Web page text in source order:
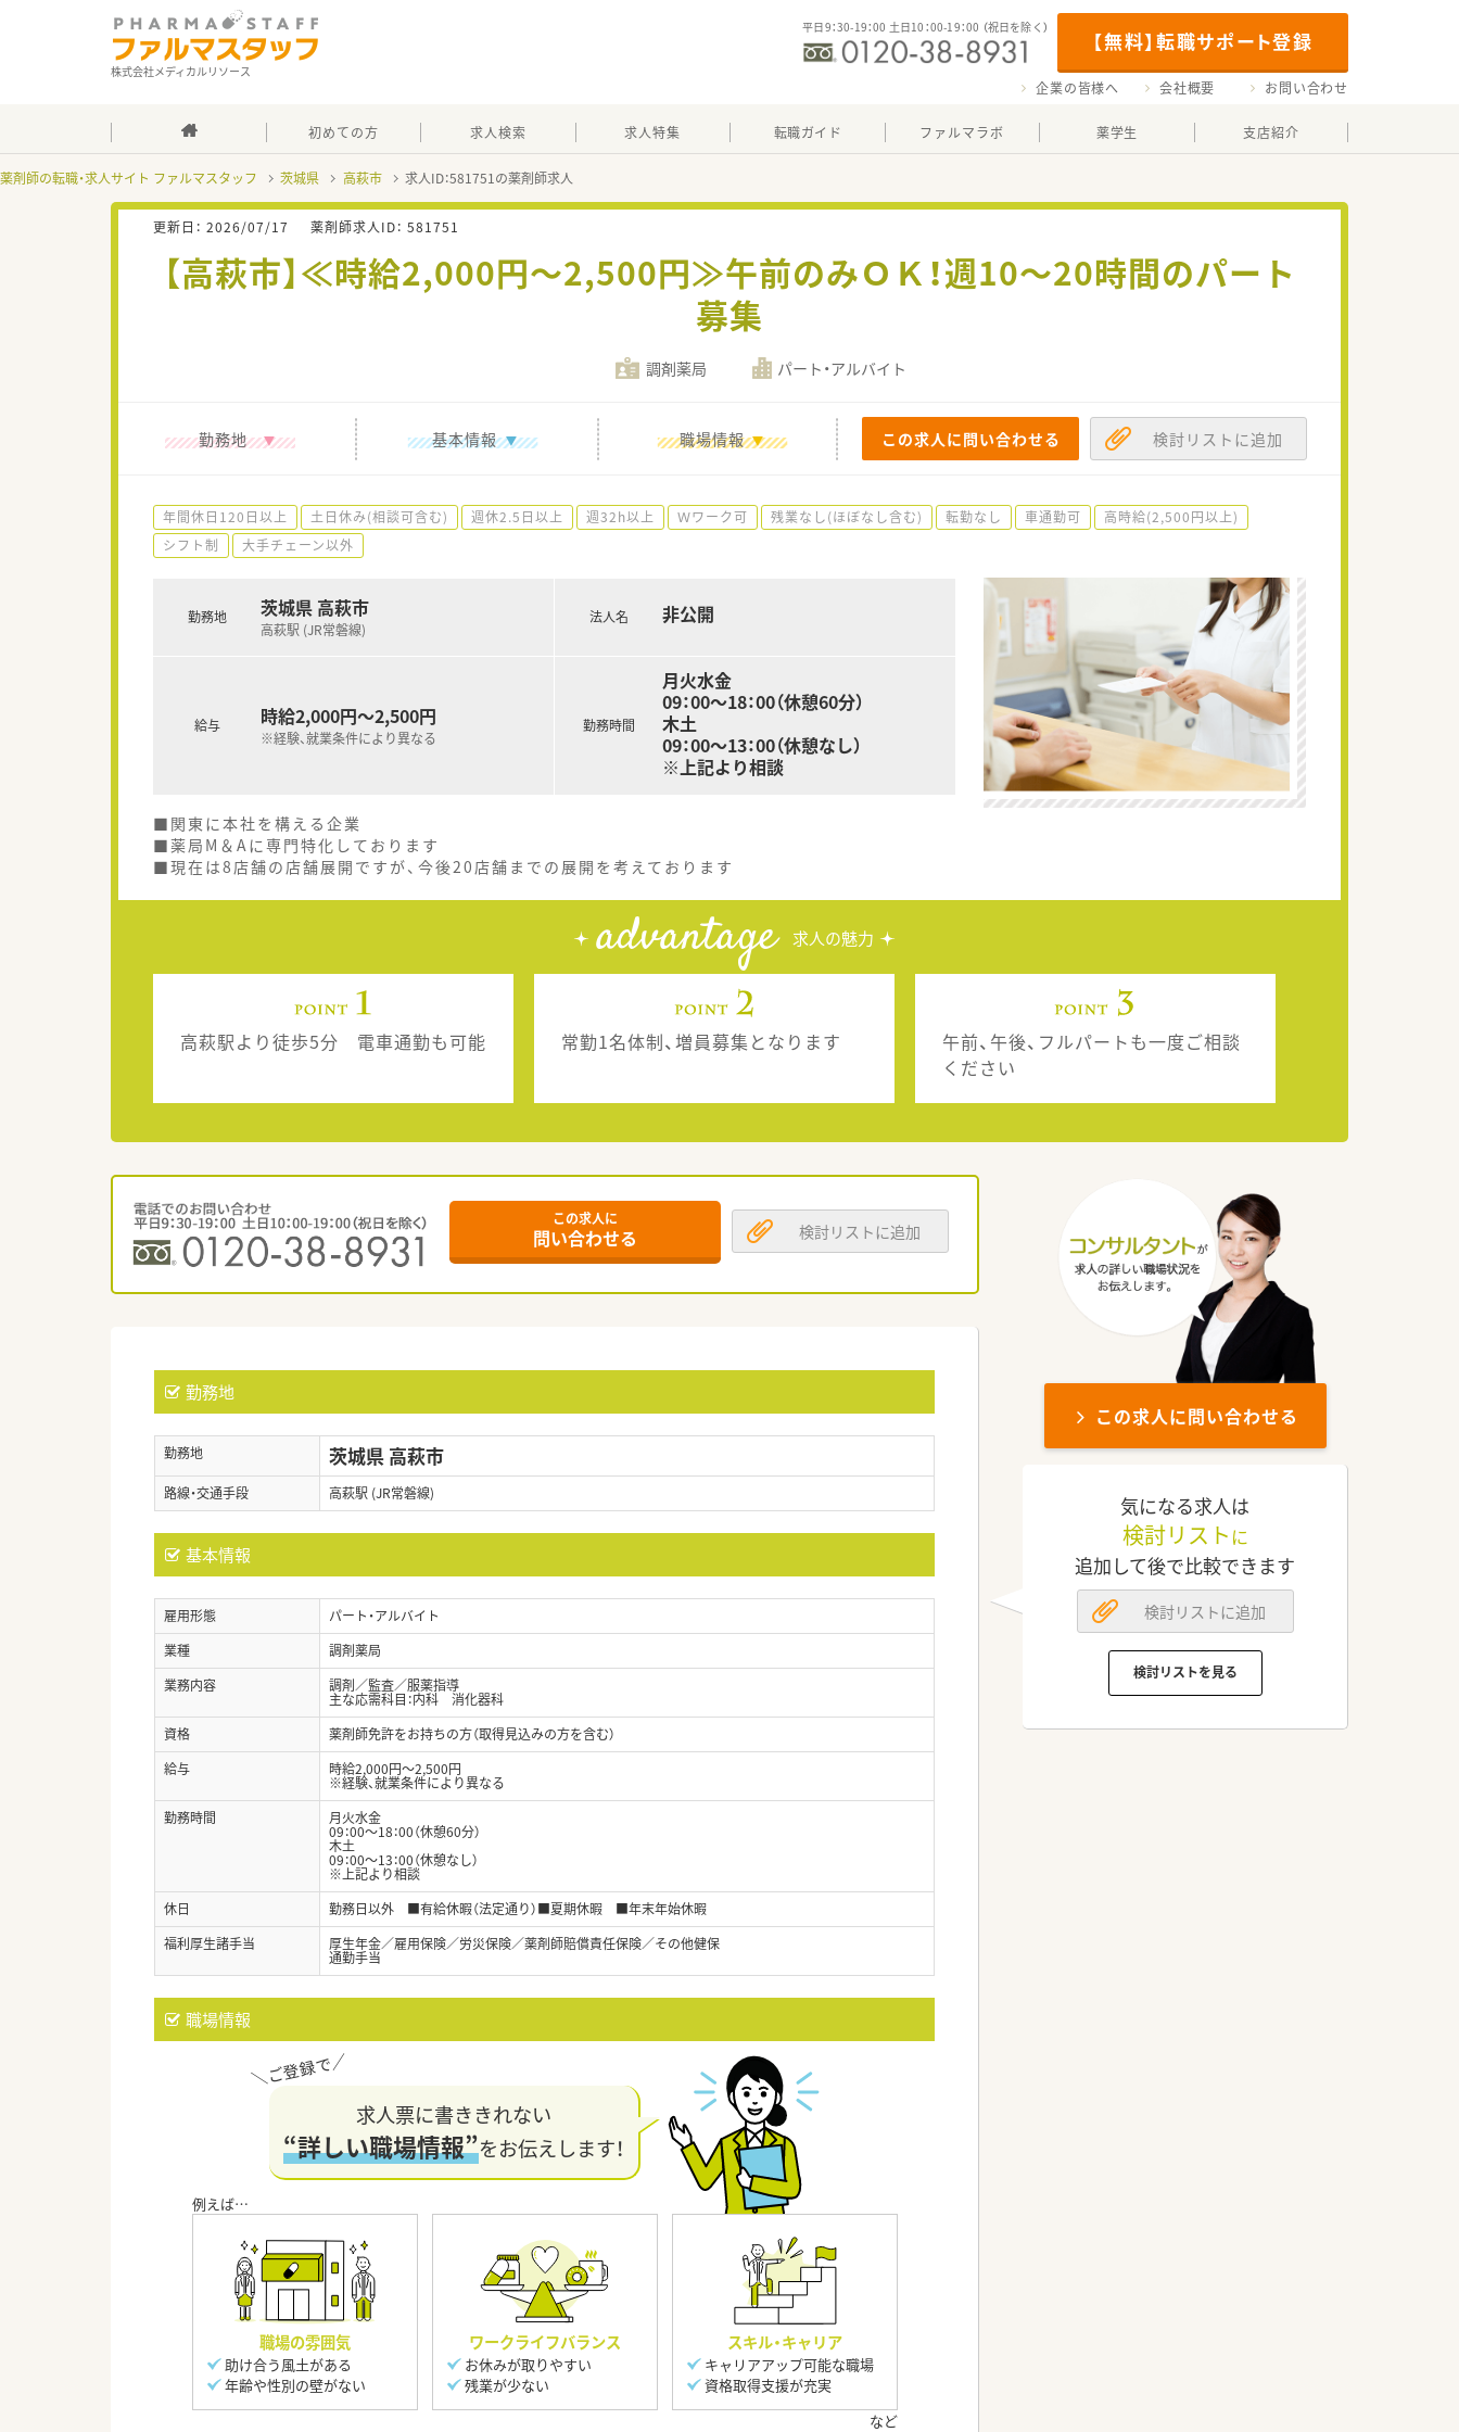
株式会社メディカルリソース
【無料】転職サポート登録
平日9：30-19：00 土日10：00-19：00 （祝日を除く）
企業の皆様へ 会社概要 お問い合わせ
初めての方 求人検索 求人特集 転職ガイド ファルマラボ 薬学生 支店紹介
薬剤師の転職・求人サイト ファルマスタッフ 茨城県 高萩市 求人ID：581751の薬剤師求人
更新日： 2026/07/17 薬剤師求人ID： 581751
【高萩市】≪時給2,000円～2,500円≫午前のみＯＫ！週10～20時間のパート
募集
調剤薬局 パート・アルバイト
勤務地 基本情報 職場情報 この求人に問い合わせる 検討リストに追加
年間休日120日以上 土日休み(相談可含む) 週休2.5日以上 週32h以上 Ｗワーク可 残業なし(ほぼなし含む) 転勤なし 車通勤可
高時給(2,500円以上)
シフト制
大手チェーン以外
勤務地 茨城県 高萩市
高萩駅 (JR常磐線)
給与 時給2,000円～2,500円
※経験、就業条件により異なる
法人名 非公開
勤務時間
月火水金
09：00～18：00（休憩60分）
木土
09：00～13：00（休憩なし）
※上記より相談
■関東に本社を構える企業
■薬局M＆Aに専門特化しております
■現在は8店舗の店舗展開ですが、今後20店舗までの展開を考えております
advantage 求人の魅力
高萩駅より徒歩5分 電車通勤も可能 常勤1名体制、増員募集となります
午前、午後、フルパートも一度ご相談
ください
この求人に
問い合わせる 検討リストに追加
勤務地
勤務地 茨城県 高萩市
路線・交通手段 高萩駅 (JR常磐線)
基本情報
雇用形態
パート・アルバイト
業種
調剤薬局
業務内容
調剤／監査／服薬指導
主な応需科目：内科 消化器科
資格
薬剤師免許をお持ちの方（取得見込みの方を含む）
給与
時給2,000円～2,500円
※経験、就業条件により異なる
勤務時間
月火水金
09：00～18：00（休憩60分）
木土
09：00～13：00（休憩なし）
※上記より相談
休日
勤務日以外 ■有給休暇（法定通り）■夏期休暇 ■年末年始休暇
福利厚生諸手当
厚生年金／雇用保険／労災保険／薬剤師賠償責任保険／その他健保
通勤手当
職場情報
求人票に書ききれない
“詳しい職場情報”をお伝えします！
職場の雰囲気
助け合う風土がある
年齢や性別の壁がない
ワークライフバランス
お休みが取りやすい
残業が少ない
スキル・キャリア
キャリアアップ可能な職場
資格取得支援が充実
この求人に問い合わせる
気になる求人は
検討リスト に
追加して後で比較できます
検討リストに追加
検討リストを見る